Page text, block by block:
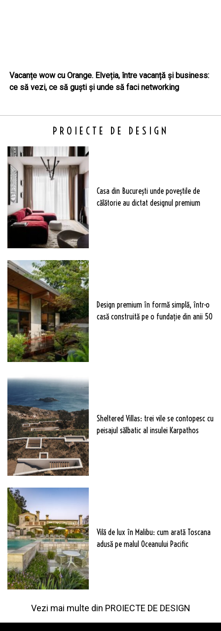
Vacanțe wow cu Orange. Elveția, între vacanță și business:
ce să vezi, ce să guști și unde să faci networking
PROIECTE DE DESIGN
Casa din București unde poveștile de
călătorie au dictat designul premium
Design premium în formă simplă, într-o
casă construită pe o fundație din anii 50
Sheltered Villas: trei vile se contopesc cu
peisajul sălbatic al insulei Karpathos
Vilă de lux în Malibu: cum arată Toscana
adusă pe malul Oceanului Pacific
Vezi mai multe din PROIECTE DE DESIGN